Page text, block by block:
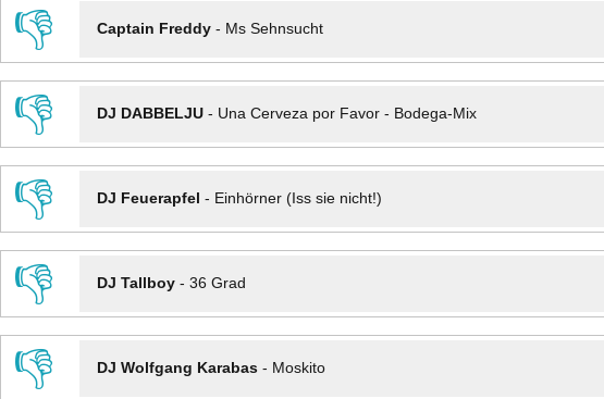
👎
Captain Freddy- Ms Sehnsucht
👎
DJ DABBELJU- Una Cerveza por Favor - Bodega-Mix
👎
DJ Feuerapfel - Einhörner (Iss sie nicht!)
👎
DJ Tallboy- 36 Grad
👎
DJ Wolfgang Karabas- Moskito